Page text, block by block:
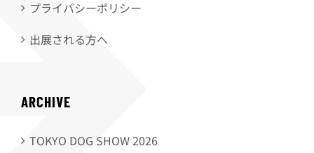
プライバシーポリシー
出展される方へ
ARCHIVE
TOKYO DOG SHOW 2026